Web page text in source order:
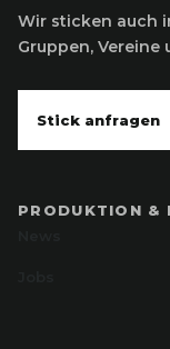
Wir sticken auch
Gruppen, Vereine
Stick anfragen
PRODUKTION &